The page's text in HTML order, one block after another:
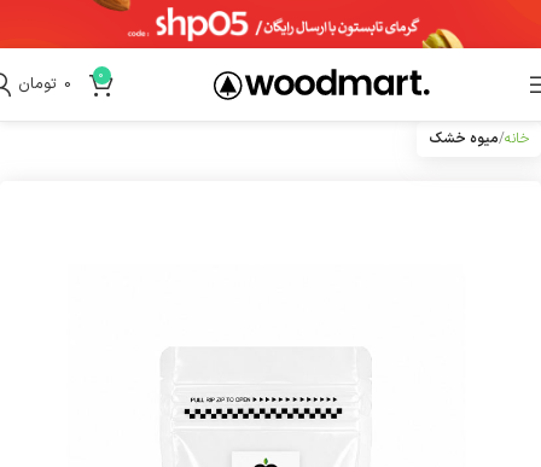
0 تومان 0
خانه میوه خشک